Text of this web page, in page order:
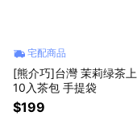
宅配商品
[熊介巧]台灣 茉莉绿茶上善若水
10入茶包 手提袋
$199